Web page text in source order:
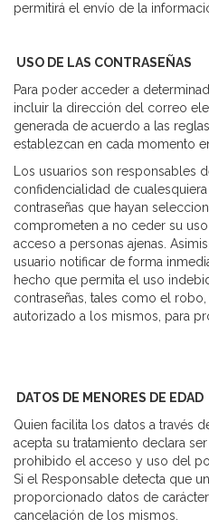
permitirá el envío de la
USO DE LAS CONTRASEÑAS
Para poder acceder a
incluir la dirección del correo
generada de acuerdo a las
establezcan en cada momento
Los usuarios son responsables
confidencialidad de
contraseñas que hayan
comprometen a no ceder su
acceso a personas ajenas.
usuario notificar de forma
hecho que permita el uso
contraseñas, tales como el
autorizado a los mismos, para
DATOS DE MENORES DE EDAD
Quien facilita los datos a través
acepta su tratamiento declara
prohibido el acceso y uso del
Si el Responsable detecta que
proporcionado datos de
cancelación de los mismos.